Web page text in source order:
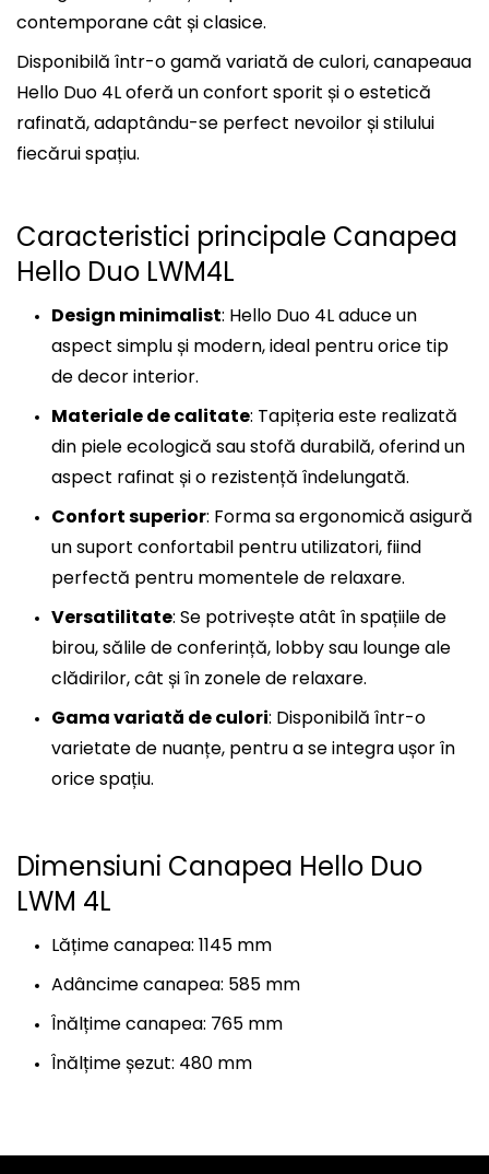
contemporane cât și clasice.
Disponibilă într-o gamă variată de culori, canapeaua
Hello Duo 4L oferă un confort sporit și o estetică
rafinată, adaptându-se perfect nevoilor și stilului
fiecărui spațiu.
Caracteristici principale Canapea
Hello Duo LWM4L
Design minimalist: Hello Duo 4L aduce un
aspect simplu și modern, ideal pentru orice tip
de decor interior.
Materiale de calitate: Tapițeria este realizată
din piele ecologică sau stofă durabilă, oferind un
aspect rafinat și o rezistență îndelungată.
Confort superior: Forma sa ergonomică asigură
un suport confortabil pentru utilizatori, fiind
perfectă pentru momentele de relaxare.
Versatilitate: Se potrivește atât în spațiile de
birou, sălile de conferință, lobby sau lounge ale
clădirilor, cât și în zonele de relaxare.
Gama variată de culori: Disponibilă într-o
varietate de nuanțe, pentru a se integra ușor în
orice spațiu.
Dimensiuni Canapea Hello Duo
LWM 4L
Lățime canapea: 1145 mm
Adâncime canapea: 585 mm
Înălțime canapea: 765 mm
Înălțime șezut: 480 mm